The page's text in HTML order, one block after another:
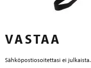
VASTAA
Sähköpostiosoitettasi ei julkaista.